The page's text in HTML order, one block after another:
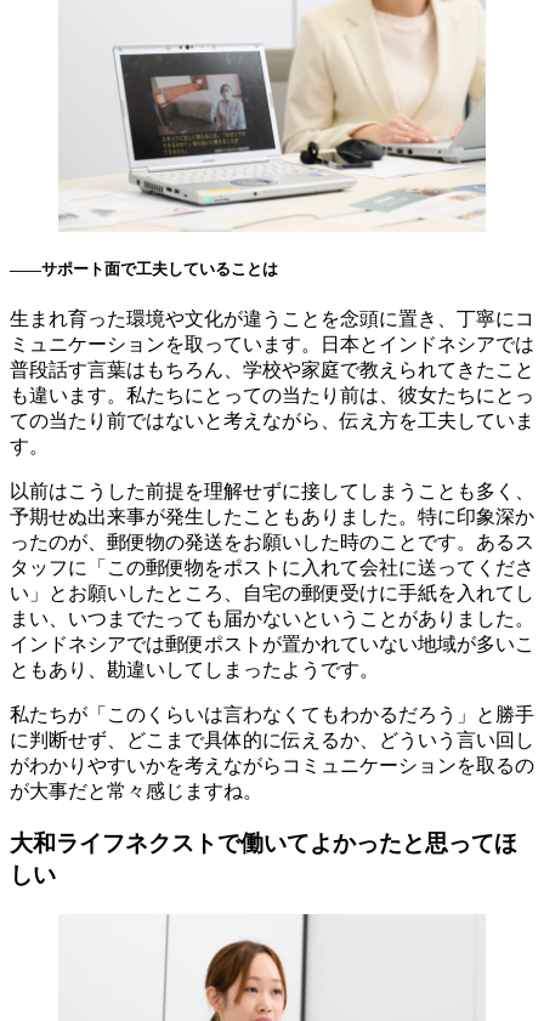
――サポート面で工夫していることは
生まれ育った環境や文化が違うことを念頭に置き、丁寧にコ
ミュニケーションを取っています。日本とインドネシアでは
普段話す言葉はもちろん、学校や家庭で教えられてきたこと
も違います。私たちにとっての当たり前は、彼女たちにとっ
ての当たり前ではないと考えながら、伝え方を工夫していま
す。
以前はこうした前提を理解せずに接してしまうことも多く、
予期せぬ出来事が発生したこともありました。特に印象深か
ったのが、郵便物の発送をお願いした時のことです。あるス
タッフに「この郵便物をポストに入れて会社に送ってくださ
い」とお願いしたところ、自宅の郵便受けに手紙を入れてし
まい、いつまでたっても届かないということがありました。
インドネシアでは郵便ポストが置かれていない地域が多いこ
ともあり、勘違いしてしまったようです。
私たちが「このくらいは言わなくてもわかるだろう」と勝手
に判断せず、どこまで具体的に伝えるか、どういう言い回し
がわかりやすいかを考えながらコミュニケーションを取るの
が大事だと常々感じますね。
大和ライフネクストで働いてよかったと思ってほ
しい